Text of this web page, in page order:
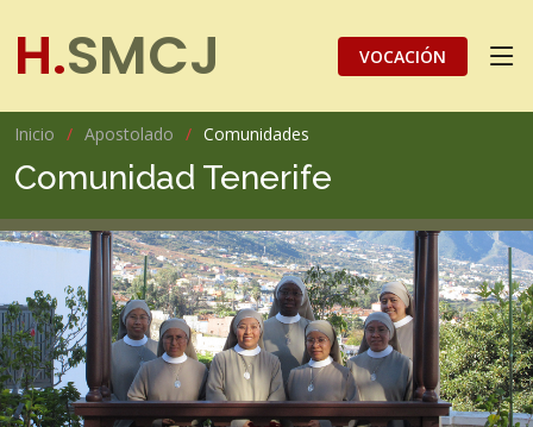
H.SMCJ VOCACIÓN
Inicio Apostolado Comunidades
Comunidad Tenerife